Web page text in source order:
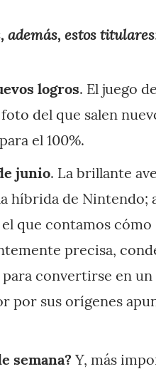
además, estos
logros. El juego
del que salen
el 100%.
junio. La brillante
híbrida de Nintendo;
el que contamos
precisa,
convertirse en
por sus orígenes
semana? Y, más